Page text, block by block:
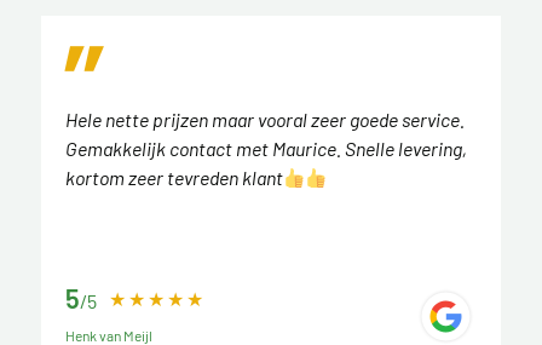
Hele nette prijzen maar vooral zeer goede service.
Gemakkelijk contact met Maurice. Snelle levering,
kortom zeer tevreden klant
5/5
Henk van Meijl